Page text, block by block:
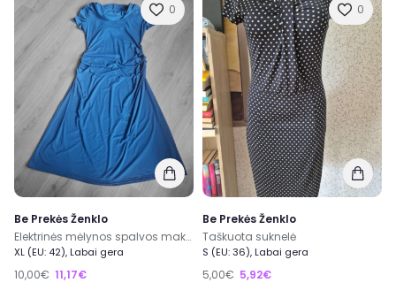
0
Be Prekės Ženklo
Elektrinės mėlynos spalvos maksi suknelė su kapišonu (XL)
XL (EU: 42), Labai gera
10,00€ 11,17€
0
Be Prekės Ženklo
Taškuota suknelė
S (EU: 36), Labai gera
5,00€ 5,92€